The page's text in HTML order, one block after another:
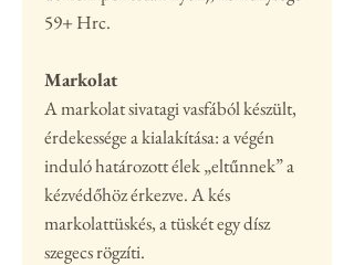
59+ Hrc.
Markolat
A markolat sivatagi vasfából készült,
érdekessége a kialakítása: a végén
induló határozott élek „eltűnnek” a
kézvédőhöz érkezve. A kés
markolattüskés, a tüskét egy dísz
szegecs rögzíti.